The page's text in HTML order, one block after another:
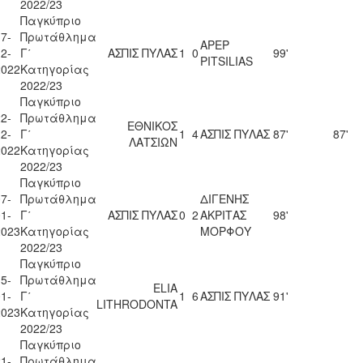
2022/23
Παγκύπριο
Πρωτάθλημα
Γ΄
Κατηγορίας
2022/23
ΑΣΠΙΣ ΠΥΛΑΣ1 0APEP
PITSILIAS
99'
Παγκύπριο
Πρωτάθλημα
Γ΄
Κατηγορίας
2022/23
ΕΘΝΙΚΟΣ
ΛΑΤΣΙΩΝ 1 4ΑΣΠΙΣ ΠΥΛΑΣ 87' 87'
Παγκύπριο
Πρωτάθλημα
Γ΄
Κατηγορίας
2022/23
ΑΣΠΙΣ ΠΥΛΑΣ0 2
ΔΙΓΕΝΗΣ
ΑΚΡΙΤΑΣ
ΜΟΡΦΟΥ
98'
Παγκύπριο
Πρωτάθλημα
Γ΄
Κατηγορίας
2022/23
ELIA
LITHRODONTA1 6ΑΣΠΙΣ ΠΥΛΑΣ 91'
Παγκύπριο